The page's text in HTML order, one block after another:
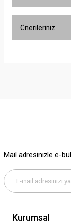
Önerileriniz
yetersiz gördüğünüz
Bu ürüne benzer
Mail adresinizle e-
Kurumsal